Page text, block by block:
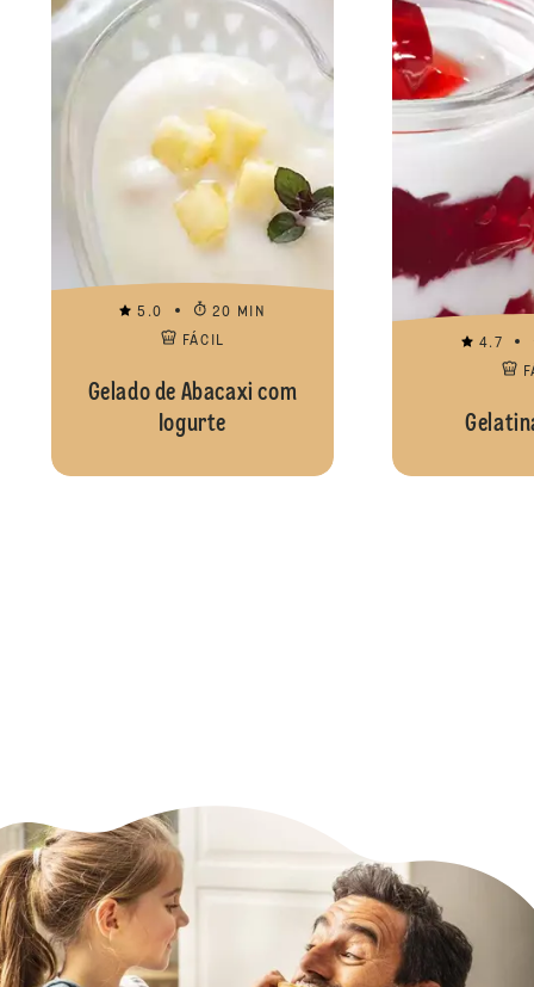
5.0
20 MIN
FÁCIL
Gelado de Abacaxi com
Iogurte
4.7